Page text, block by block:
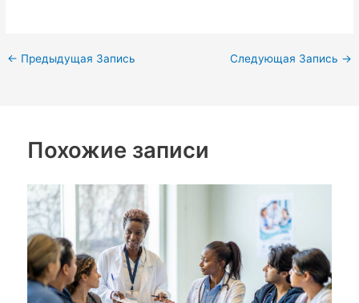
← Предыдущая Запись Следующая Запись →
Похожие записи